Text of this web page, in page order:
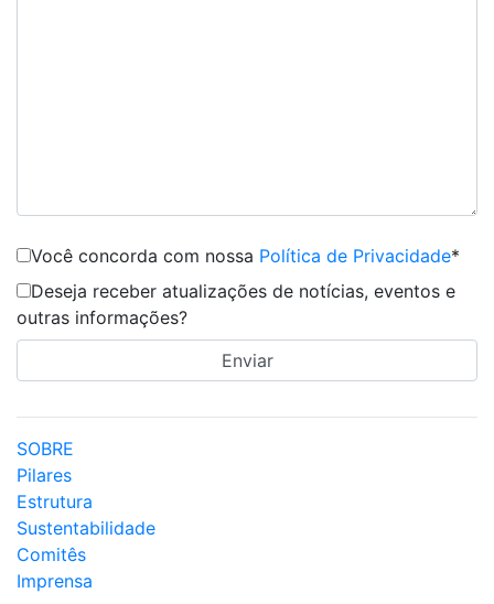
Você concorda com nossa Política de Privacidade*
Deseja receber atualizações de notícias, eventos e
outras informações?
SOBRE
Pilares
Estrutura
Sustentabilidade
Comitês
Imprensa